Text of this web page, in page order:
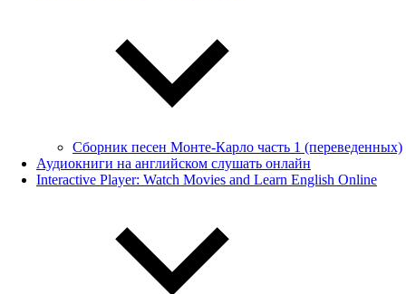
Сборник песен Монте-Карло часть 1 (переведенных)
Аудиокниги на английском слушать онлайн
Interactive Player: Watch Movies and Learn English Online